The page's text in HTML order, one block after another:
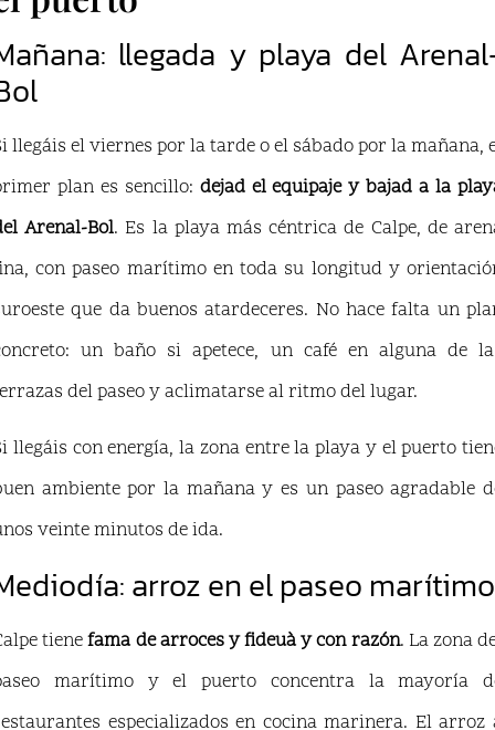
llegada y playa del
llegáis el viernes por la tarde o el sábado por la mañana,
plan es sencillo: dejad el equipaje y bajad a la
Arenal-Bol. Es la playa más céntrica de Calpe, de
con paseo marítimo en toda su longitud y
que da buenos atardeceres. No hace falta un
un baño si apetece, un café en alguna de
del paseo y aclimatarse al ritmo del lugar.
llegáis con energía, la zona entre la playa y el puerto
ambiente por la mañana y es un paseo agradable
veinte minutos de ida.
arroz en el paseo marítimo
tienefama de arroces y fideuà y con razón. La zona
marítimo y el puerto concentra la mayoría
especializados en cocina marinera. El arroz